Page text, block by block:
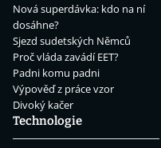
Nová superdávka: kdo na ní
dosáhne?
Sjezd sudetských Němců
Proč vláda zavádí EET?
Padni komu padni
Výpověď z práce vzor
Divoký kačer
Technologie